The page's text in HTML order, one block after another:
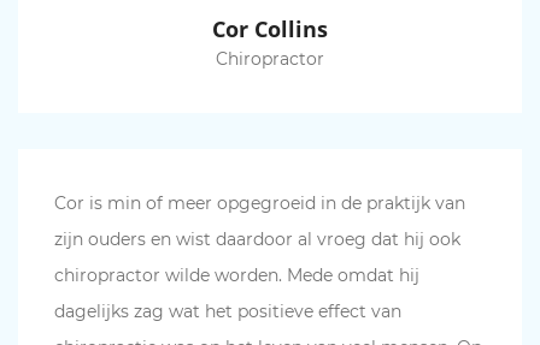
Cor Collins
Chiropractor
Cor is min of meer opgegroeid in de praktijk van
zijn ouders en wist daardoor al vroeg dat hij ook
chiropractor wilde worden. Mede omdat hij
dagelijks zag wat het positieve effect van